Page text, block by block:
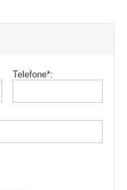
Telefone*: